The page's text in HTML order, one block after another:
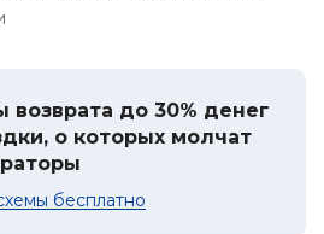
возврата до 30% денег
о которых молчат
схемы бесплатно